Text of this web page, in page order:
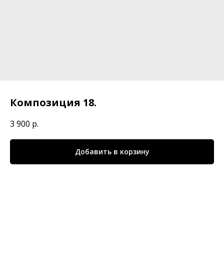
Композиция 18.
3 900 р.
Добавить в корзину